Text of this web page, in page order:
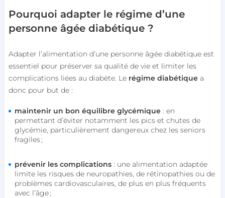
Pourquoi adapter le régime d’une
personne âgée diabétique ?
Adapter l’alimentation d’une personne âgée diabétique est
essentiel pour préserver sa qualité de vie et limiter les
complications liées au diabète. Le régime diabétiquea
donc pour but de :
maintenir un bon équilibre glycémique: en
permettant d’éviter notamment les pics et chutes de
glycémie, particulièrement dangereux chez les seniors
fragiles ;
prévenir les complications: une alimentation adaptée
limite les risques de neuropathies, de rétinopathies ou de
problèmes cardiovasculaires, de plus en plus fréquents
avec l’âge ;